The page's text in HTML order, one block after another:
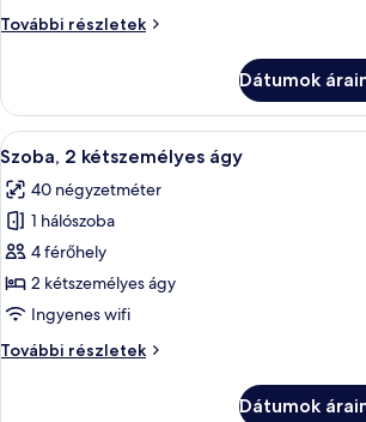
king
franciaágy
További részletek
Szoba,
méretű)
franciaágy
további
Dátumok
A
következő
szoba
összes
képének
megtekintése:
Szoba,
kétszemélyes
Egy
5
Szoba, 2 kétszemélyes ágy
40 négyzetméter
1 hálószoba
4 férőhely
2 kétszemélyes ágy
Ingyenes wifi
További részletek
Szoba,
Dátumok